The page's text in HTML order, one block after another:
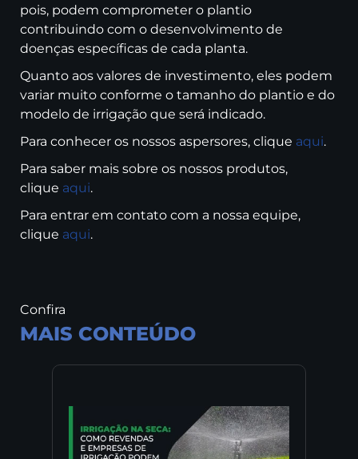
pois, podem comprometer o plantio
contribuindo com o desenvolvimento de
doenças específicas de cada planta.
Quanto aos valores de investimento, eles podem
variar muito conforme o tamanho do plantio e do
modelo de irrigação que será indicado.
Para conhecer os nossos aspersores, clique aqui.
Para saber mais sobre os nossos produtos,
clique aqui.
Para entrar em contato com a nossa equipe,
clique aqui.
Confira
MAIS CONTEÚDO